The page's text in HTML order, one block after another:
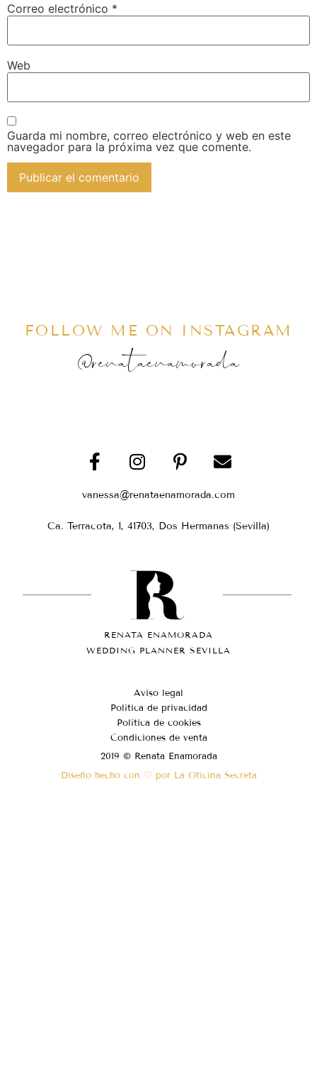
Correo electrónico *
Web
Guarda mi nombre, correo electrónico y web en este
navegador para la próxima vez que comente.
FOLLOW ME ON INSTAGRAM
@renataenamorada
vanessa@renataenamorada.com
Ca. Terracota, 1, 41703, Dos Hermanas (Sevilla)
RENATA ENAMORADA
WEDDING PLANNER SEVILLA
Aviso legal
Política de privacidad
Política de cookies
Condiciones de venta
2019 © Renata Enamorada
Diseño hecho con ♡ por La Oficina Secreta